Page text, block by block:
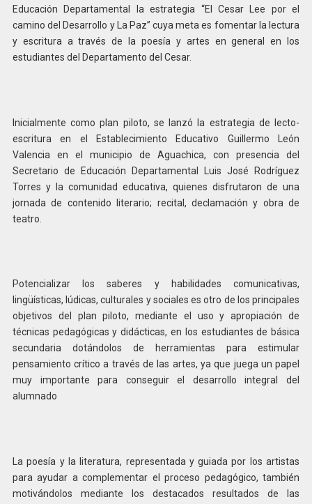
Educación Departamental la estrategia “El Cesar Lee por el
camino del Desarrollo y La Paz” cuya meta es fomentar la lectura
y escritura a través de la poesía y artes en general en los
estudiantes del Departamento del Cesar.
Inicialmente como plan piloto, se lanzó la estrategia de lecto-
escritura en el Establecimiento Educativo Guillermo León
Valencia en el municipio de Aguachica, con presencia del
Secretario de Educación Departamental Luis José Rodríguez
Torres y la comunidad educativa, quienes disfrutaron de una
jornada de contenido literario; recital, declamación y obra de
teatro.
Potencializar los saberes y habilidades comunicativas,
lingüísticas, lúdicas, culturales y sociales es otro de los principales
objetivos del plan piloto, mediante el uso y apropiación de
técnicas pedagógicas y didácticas, en los estudiantes de básica
secundaria dotándolos de herramientas para estimular
pensamiento crítico a través de las artes, ya que juega un papel
muy importante para conseguir el desarrollo integral del
alumnado
La poesía y la literatura, representada y guiada por los artistas
para ayudar a complementar el proceso pedagógico, también
motivándolos mediante los destacados resultados de las